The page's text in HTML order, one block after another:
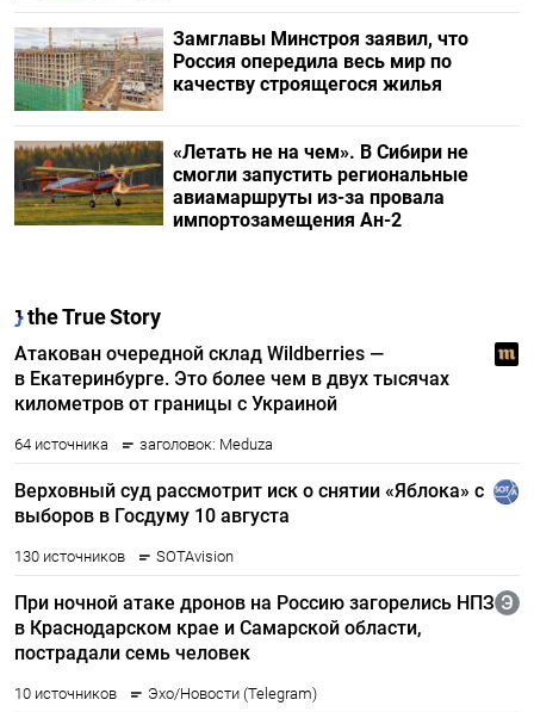
Замглавы Минстроя заявил, что
Россия опередила весь мир по
качеству строящегося жилья
«Летать не на чем». В Сибири не
смогли запустить региональные
авиамаршруты из-за провала
импортозамещения Ан-2